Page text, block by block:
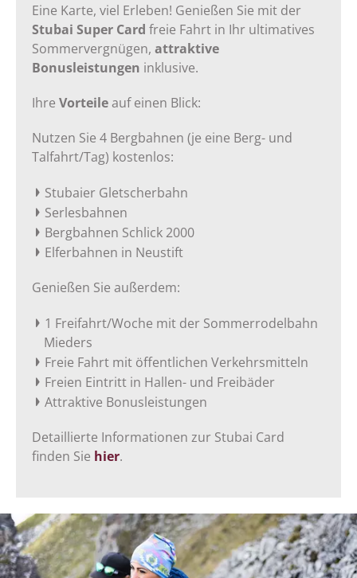
Eine Karte, viel Erleben! Genießen Sie mit der
Stubai Super Card freie Fahrt in Ihr ultimatives
Sommervergnügen, attraktive
Bonusleistungen inklusive.
Ihre Vorteileauf einen Blick:
Nutzen Sie 4 Bergbahnen (je eine Berg- und
Talfahrt/Tag) kostenlos:
Stubaier Gletscherbahn
Serlesbahnen
Bergbahnen Schlick 2000
Elferbahnen in Neustift
Genießen Sie außerdem:
1 Freifahrt/Woche mit der Sommerrodelbahn
Mieders
Freie Fahrt mit öffentlichen Verkehrsmitteln
Freien Eintritt in Hallen- und Freibäder
Attraktive Bonusleistungen
Detaillierte Informationen zur Stubai Card
finden Sie hier.